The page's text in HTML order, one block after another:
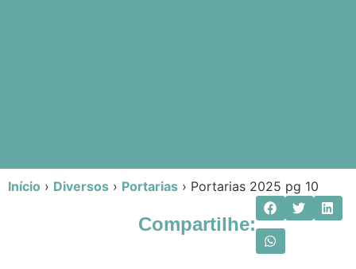
Início › Diversos › Portarias › Portarias 2025 pg 10
Compartilhe: